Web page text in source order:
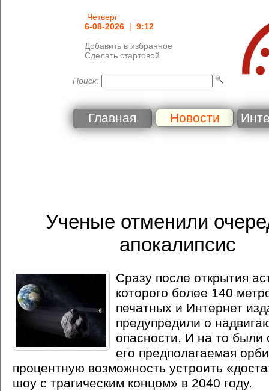
Четверг
6-08-2026 | 9:12
Добавить в избранное
Сделать стартовой
Поиск:
Главная Новости
Ученые отменили
апокалипсис
Сразу после открытия
которого более 140
печатных и Интернет
предупредили о
опасности. И на то были
его предполагаемая
процентную возможность устроить «
шоу с трагическим концом» в 2040 году.